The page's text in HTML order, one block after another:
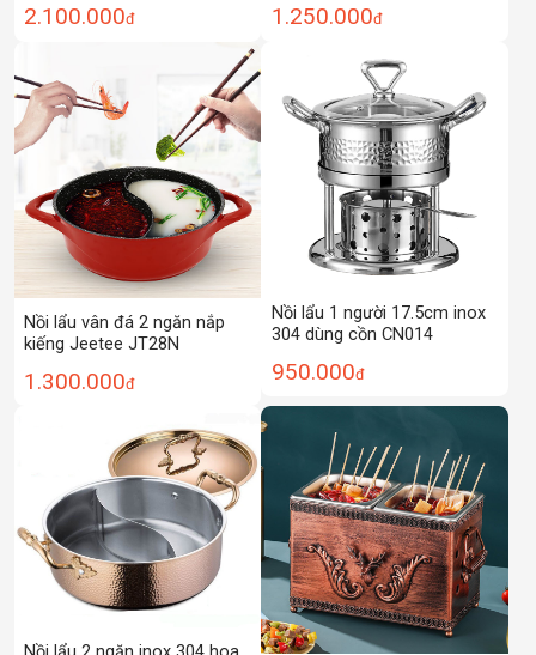
LWC05
2.100.000đ 1.250.000đ
Nồi lẩu vân đá 2 ngăn nắp
kiếng Jeetee JT28N
1.300.000đ
Nồi lẩu 1 người 17.5cm inox
304 dùng cồn CN014
950.000đ